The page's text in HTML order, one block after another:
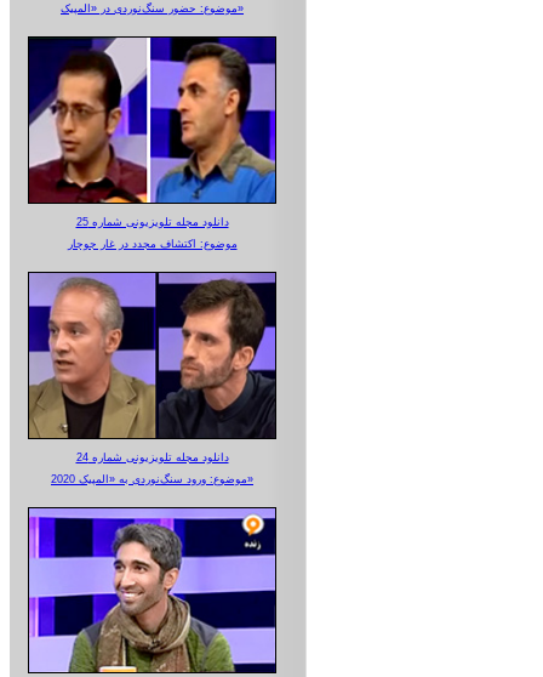
موضوع: حضور سنگ‌نوردی در «المپیک»
دانلود مجله تلویزیونی شماره 25
موضوع: اکتشاف مجدد در غار جوجار
دانلود مجله تلویزیونی شماره 24
موضوع: ورود سنگ‌نوردی به «المپیک 2020»